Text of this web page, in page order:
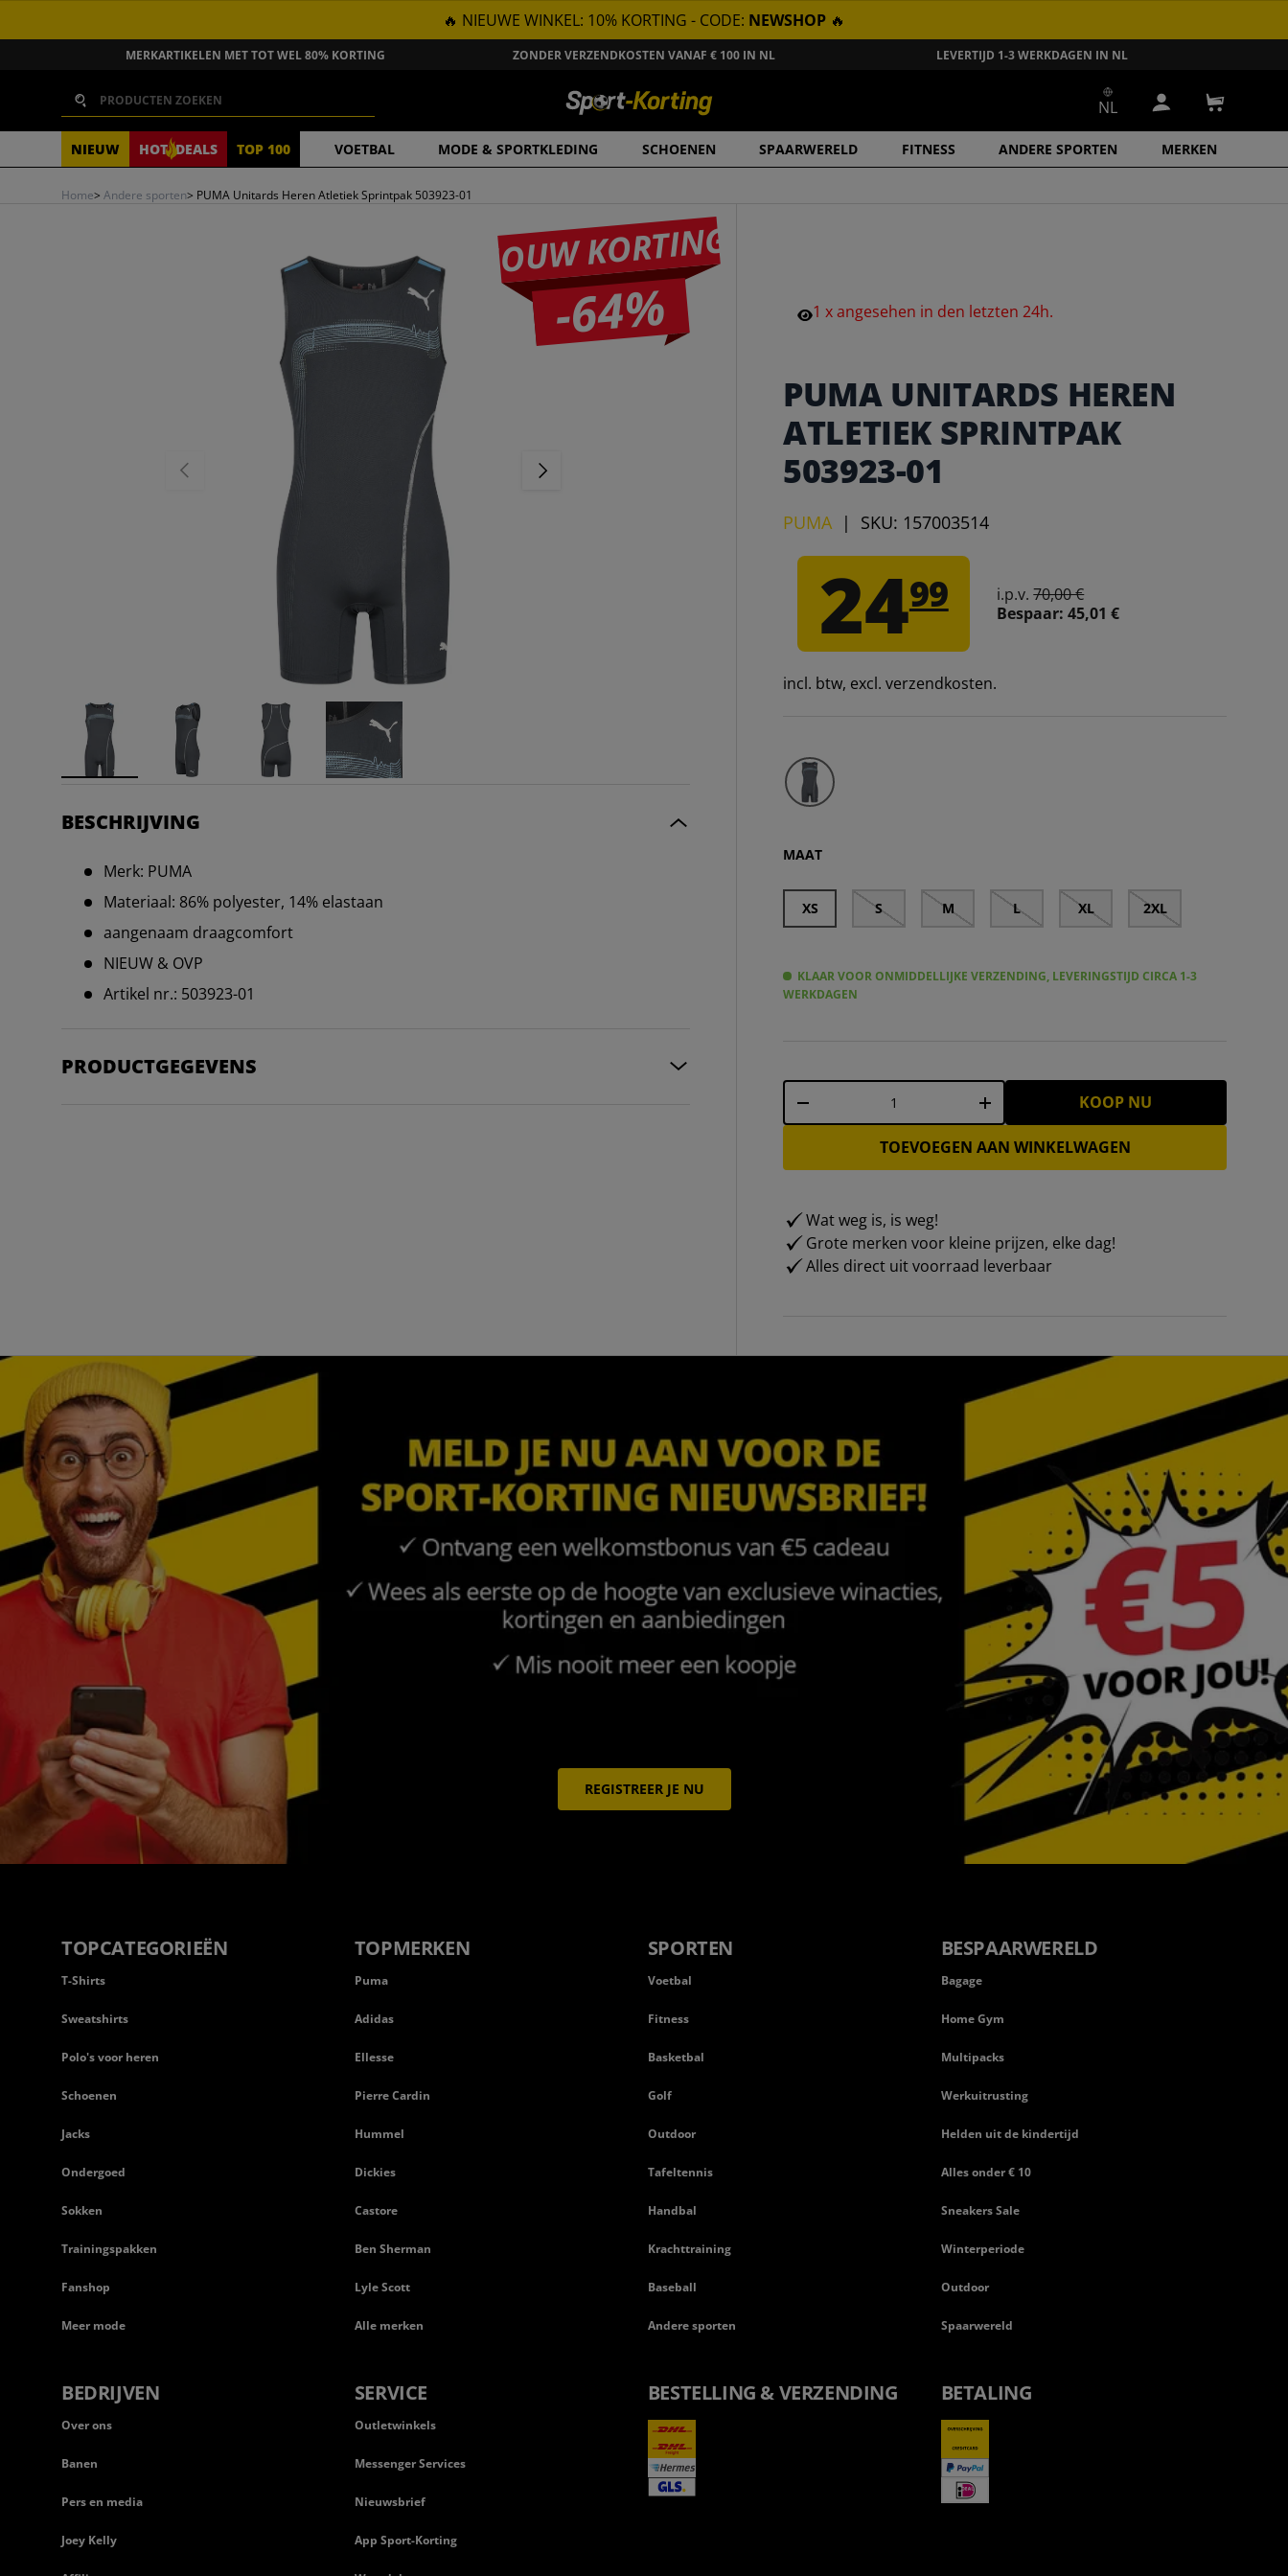
GA NAAR INHOUD
🔥 NIEUWE WINKEL: 10% KORTING - CODE: NEWSHOP 🔥
MERKARTIKELEN MET TOT WEL 80% KORTING ZONDER VERZENDKOSTEN VANAF € 100 IN NL LEVERTIJD 1-3 WERKDAGEN IN NL
NIEUW HOT DEALS TOP 100 VOETBAL MODE & SPORTKLEDING SCHOENEN SPAARWERELD FITNESS ANDERE SPORTEN MERKEN
Zoeken
NL Inloggen
Home> Andere sporten> PUMA Unitards Heren Atletiek Sprintpak 503923-01
JOUW KORTING
-64%
VORIGE VOLGENDE
BESCHRIJVING
Merk: PUMA
Materiaal: 86% polyester, 14% elastaan
aangenaam draagcomfort
NIEUW & OVP
Artikel nr.: 503923-01
PRODUCTGEGEVENS
1xangesehen in den letzten24h.
PUMA UNITARDS HEREN
ATLETIEK SPRINTPAK
503923-01
PUMA | SKU: 157003514
2499 i.p.v.70,00 €
Bespaar:45,01 €
incl. btw, excl. verzendkosten.
MAAT
XS S M L XL 2XL
KLAAR VOOR ONMIDDELLIJKE VERZENDING, LEVERINGSTIJD CIRCA 1-3
WERKDAGEN
Aantal
- + KOOP NU
TOEVOEGEN AAN WINKELWAGEN
Wat weg is, is weg!
Grote merken voor kleine prijzen, elke dag!
Alles direct uit voorraad leverbaar
REGISTREER JE NU
TOPCATEGORIEËN
T-Shirts
Sweatshirts
Polo's voor heren
Schoenen
Jacks
Ondergoed
Sokken
Trainingspakken
Fanshop
Meer mode
TOPMERKEN
Puma
Adidas
Ellesse
Pierre Cardin
Hummel
Dickies
Castore
Ben Sherman
Lyle Scott
Alle merken
SPORTEN
Voetbal
Fitness
Basketbal
Golf
Outdoor
Tafeltennis
Handbal
Krachttraining
Baseball
Andere sporten
BESPAARWERELD
Bagage
Home Gym
Multipacks
Werkuitrusting
Helden uit de kindertijd
Alles onder € 10
Sneakers Sale
Winterperiode
Outdoor
Spaarwereld
BEDRIJVEN
Over ons
Banen
Pers en media
Joey Kelly
SERVICE
Outletwinkels
Messenger Services
Nieuwsbrief
App Sport-Korting
BESTELLING & VERZENDING BETALING